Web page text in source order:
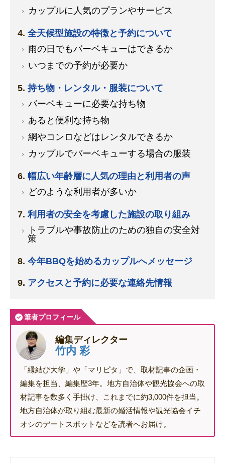
カップルに人気のプランやサービス
全天候型施設の特徴と予約について
雨の日でもバーベキューはできるか
いつまでの予約が必要か
持ち物・レンタル・服装について
バーベキューに必要な持ち物
あると便利な持ち物
網やコンロなどはレンタルできるか
カップルでバーベキューする場合の服装
幅広い年齢層に人気の理由と利用者の声
どのような利用者が多いか
利用者の安全を考慮した施設の取り組み
トラブルや事故防止のための独自の安全対
策
今年BBQを始めるカップルへメッセージ
アクセスと予約に必要な連絡先情報
筆者プロフィール
編集ディレクター
竹内 彩
「縁結び大学」や「マリピタ」で、取材記事の企画・
編集を担当、編集歴3年。地方自治体や観光協会への取
材記事を数多く手掛け、これまでに約3,000件を担当。
地方自治体が取り組む最新の婚活情報や観光協会イチ
オシのデートスポットなどを読者へお届け。